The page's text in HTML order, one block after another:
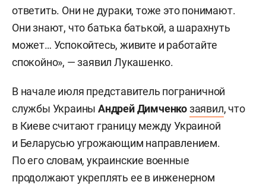
ответить. Они не дураки, тоже это понимают.
Они знают, что батька батькой, а шарахнуть
может… Успокойтесь, живите и работайте
спокойно», — заявил Лукашенко.
В начале июля представитель пограничной
службы УкраиныАндрей Димченкозаявил, что
в Киеве считают границу между Украиной
и Беларусью угрожающим направлением.
По его словам, украинские военные
продолжают укреплять ее в инженерном